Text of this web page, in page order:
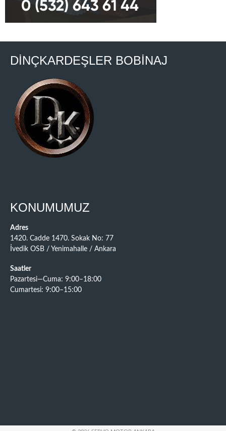
DİNÇKARDEŞLER BOBİNAJ
KONUMUMUZ
Adres
1420. Cadde 1470. Sokak No: 77
İvedik OSB / Yenimahalle / Ankara
Saatler
Pazartesi—Cuma: 9:00–18:00
Cumartesi: 9:00–15:00